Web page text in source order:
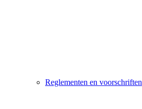
Reglementen en voorschriften